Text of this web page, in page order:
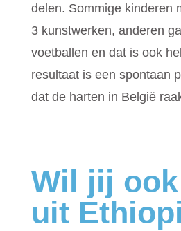
delen. Sommige kinderen
3 kunstwerken, anderen
voetballen en dat is ook
resultaat is een spontaan
dat de harten in België
Wil jij
uit